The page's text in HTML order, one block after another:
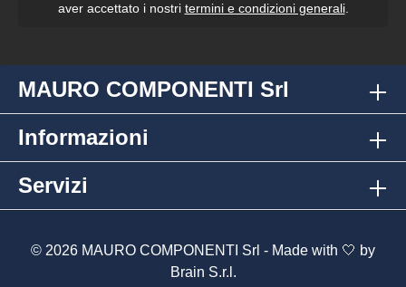
aver accettato i nostri termini e condizioni generali.
MAURO COMPONENTI Srl
Informazioni
Servizi
© 2026 MAURO COMPONENTI Srl - Made with 🤍 by
Brain S.r.l.